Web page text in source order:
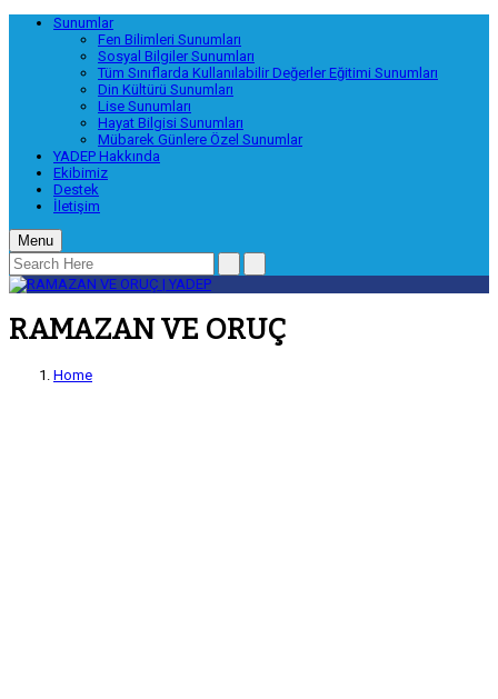
Sunumlar
Fen Bilimleri Sunumları
Sosyal Bilgiler Sunumları
Tüm Sınıflarda Kullanılabilir Değerler Eğitimi Sunumları
Din Kültürü Sunumları
Lise Sunumları
Hayat Bilgisi Sunumları
Mübarek Günlere Özel Sunumlar
YADEP Hakkında
Ekibimiz
Destek
İletişim
Menu
RAMAZAN VE ORUÇ
Home